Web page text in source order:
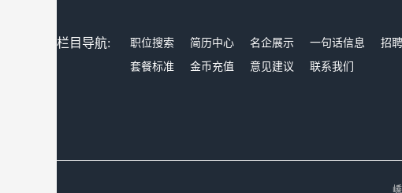
栏目导航: 职位搜索 简历中心 名企展示 一句话信息 招
套餐标准
金币充值 意见建议 联系我们